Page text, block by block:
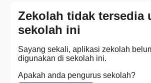
Zekolah tidak tersedia
sekolah ini
Sayang sekali, aplikasi zekolah
digunakan di sekolah ini.
Apakah anda pengurus sekolah?